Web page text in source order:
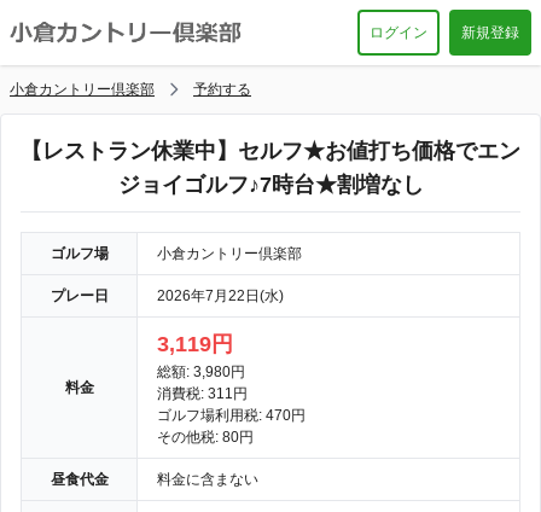
ログイン 新規登録
小倉カントリー倶楽部 予約する
【レストラン休業中】セルフ★お値打ち価格でエン
ジョイゴルフ♪7時台★割増なし
ゴルフ場 小倉カントリー倶楽部
プレー日 2026年7月22日(水)
料金
3,119円
総額: 3,980円
消費税: 311円
ゴルフ場利用税: 470円
その他税: 80円
昼食代金 料金に含まない